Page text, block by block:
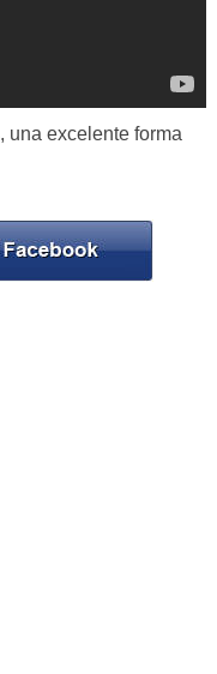
una excelente forma